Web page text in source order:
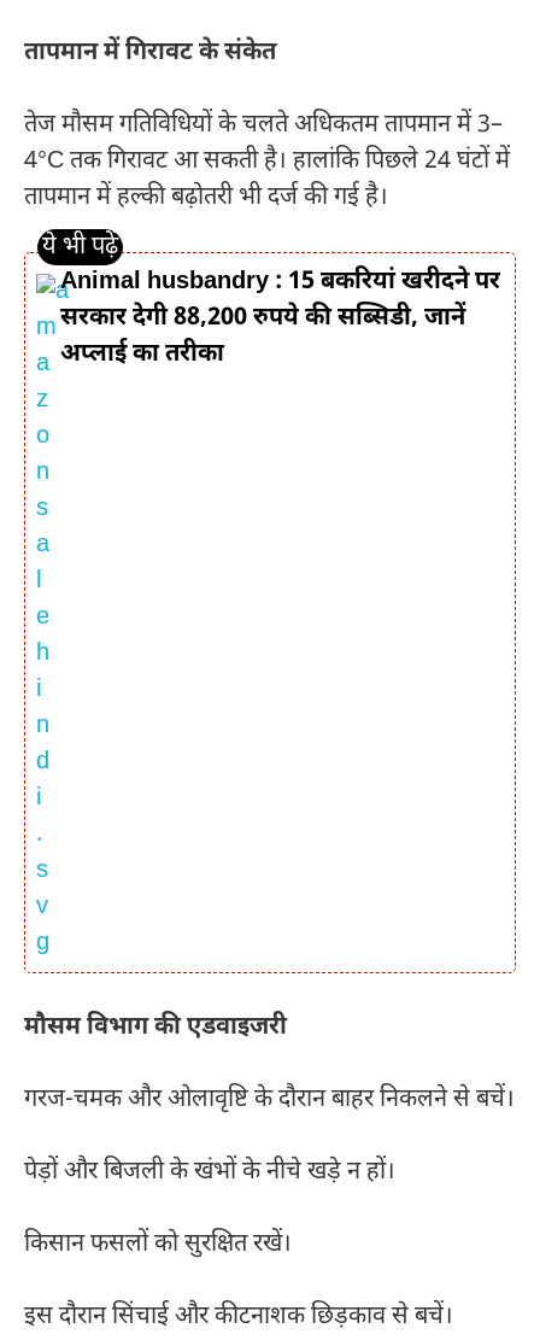
तापमान में गिरावट के संकेत
तेज मौसम गतिविधियों के चलते अधिकतम तापमान में 3–
4°C तक गिरावट आ सकती है। हालांकि पिछले 24 घंटों में
तापमान में हल्की बढ़ोतरी भी दर्ज की गई है।
Animal husbandry : 15 बकरियां खरीदने पर
सरकार देगी 88,200 रुपये की सब्सिडी, जानें
अप्लाई का तरीका
मौसम विभाग की एडवाइजरी
गरज-चमक और ओलावृष्टि के दौरान बाहर निकलने से बचें।
पेड़ों और बिजली के खंभों के नीचे खड़े न हों।
किसान फसलों को सुरक्षित रखें।
इस दौरान सिंचाई और कीटनाशक छिड़काव से बचें।